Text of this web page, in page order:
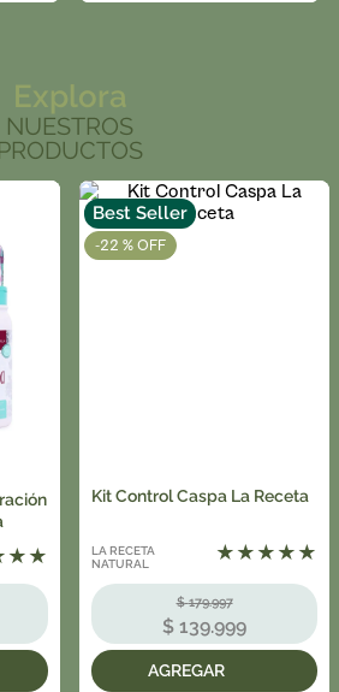
Explora
NUESTROS
PRODUCTOS
★ ★
-22 %
Best Seller
Kit Control Caspa La Receta
LA RECETA
NATURAL
★ ★ ★ ★ ★
$ 179.997
$ 139.999